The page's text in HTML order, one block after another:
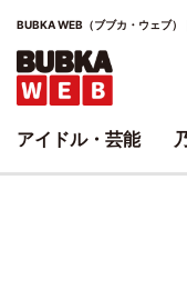
BUBKA WEB（ブブカ・ウェブ）
アイドル・芸能